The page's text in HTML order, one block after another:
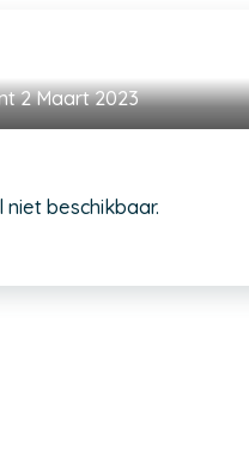
2 Maart 2023
beschikbaar.